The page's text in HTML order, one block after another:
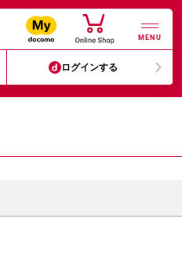
MENU
ログインする